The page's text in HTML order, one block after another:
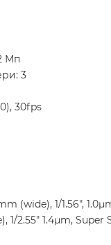
Мп
3
30fps
(wide), 1/1.56",
1/2.55" 1.4µm,